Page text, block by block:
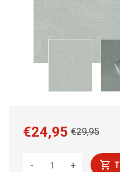
€29,95
€24,95
+
-